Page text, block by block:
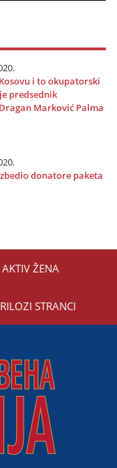
i to okupatorski
predsednik
Marković Palma
donatore paketa
AKTIV ŽENA
STRANCI